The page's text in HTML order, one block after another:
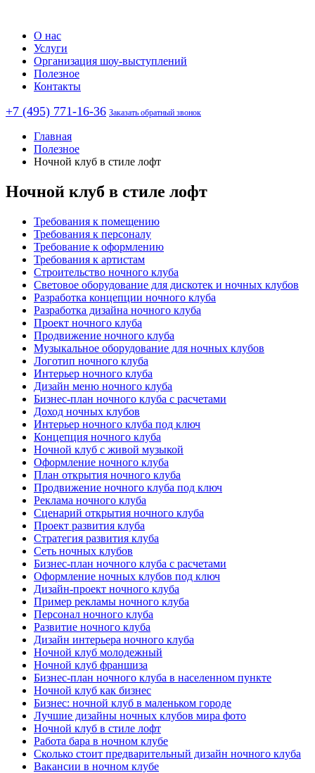
О нас
Услуги
Организация шоу-выступлений
Полезное
Контакты
+7 (495) 771-16-36 Заказать обратный звонок
Главная
Полезное
Ночной клуб в стиле лофт
Ночной клуб в стиле лофт
Требования к помещению
Требования к персоналу
Требование к оформлению
Требования к артистам
Строительство ночного клуба
Световое оборудование для дискотек и ночных клубов
Разработка концепции ночного клуба
Разработка дизайна ночного клуба
Проект ночного клуба
Продвижение ночного клуба
Музыкальное оборудование для ночных клубов
Логотип ночного клуба
Интерьер ночного клуба
Дизайн меню ночного клуба
Бизнес-план ночного клуба с расчетами
Доход ночных клубов
Интерьер ночного клуба под ключ
Концепция ночного клуба
Ночной клуб с живой музыкой
Оформление ночного клуба
План открытия ночного клуба
Продвижение ночного клуба под ключ
Реклама ночного клуба
Сценарий открытия ночного клуба
Проект развития клуба
Стратегия развития клуба
Сеть ночных клубов
Бизнес-план ночного клуба с расчетами
Оформление ночных клубов под ключ
Дизайн-проект ночного клуба
Пример рекламы ночного клуба
Персонал ночного клуба
Развитие ночного клуба
Дизайн интерьера ночного клуба
Ночной клуб молодежный
Ночной клуб франшиза
Бизнес-план ночного клуба в населенном пункте
Ночной клуб как бизнес
Бизнес: ночной клуб в маленьком городе
Лучшие дизайны ночных клубов мира фото
Ночной клуб в стиле лофт
Работа бара в ночном клубе
Сколько стоит предварительный дизайн ночного клуба
Вакансии в ночном клубе